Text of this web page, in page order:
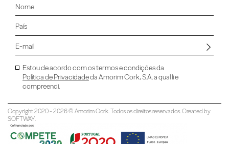
Estou de acordo com os termos e condições da
Política de Privacidadeda Amorim Cork, S.A. a qual li e
compreendi.
Copyright 2020 - 2026 © Amorim Cork. Todos os direitos reservados. Created by
SOFTWAY.